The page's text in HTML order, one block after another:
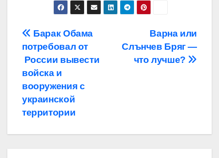
Навигация
по
записям
Варна или
Слънчев Бряг —
что лучше?
Барак Обама
потребовал от
России вывести
войска и
вооружения с
украинской
территории